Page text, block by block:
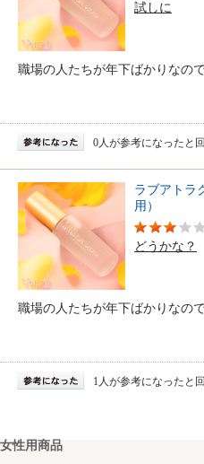
試しに
職場の人たちが年下ばかりなの
0人が参考になったと
ラブアトラ
用）
どうかな？
職場の人たちが年下ばかりなの
1人が参考になったと
女性用商品